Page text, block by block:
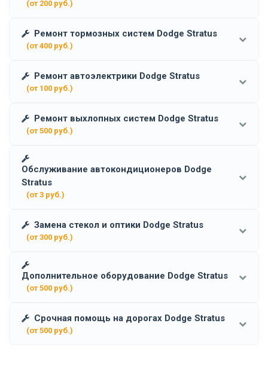
(от 200 руб.)
Ремонт тормозных систем Dodge Stratus
(от 400 руб.)
Ремонт автоэлектрики Dodge Stratus
(от 100 руб.)
Ремонт выхлопных систем Dodge Stratus
(от 500 руб.)
Обслуживание автокондиционеров Dodge
Stratus
(от 3 руб.)
Замена стекол и оптики Dodge Stratus
(от 300 руб.)
Дополнительное оборудование Dodge Stratus
(от 500 руб.)
Срочная помощь на дорогах Dodge Stratus
(от 500 руб.)